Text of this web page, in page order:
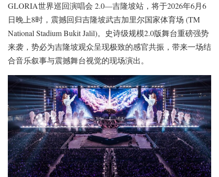
GLORIA世界巡回演唱会 2.0—吉隆坡站，将于2026年6月6
日晚上8时，震撼回归吉隆坡武吉加里尔国家体育场 (TM
National Stadium Bukit Jalil)。史诗级规模2.0版舞台重磅强势
来袭，势必为吉隆坡观众呈现极致的感官共振，带来一场结
合音乐叙事与震撼舞台视觉的现场演出。